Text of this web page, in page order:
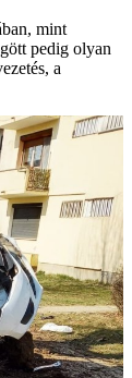
mint
pedig olyan
a